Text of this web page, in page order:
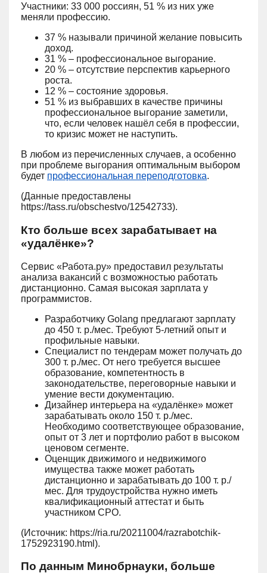
Участники: 33 000 россиян, 51 % из них уже
меняли профессию.
37 % называли причиной желание повысить
доход.
31 % – профессиональное выгорание.
20 % – отсутствие перспектив карьерного
роста.
12 % – состояние здоровья.
51 % из выбравших в качестве причины
профессиональное выгорание заметили,
что, если человек нашёл себя в профессии,
то кризис может не наступить.
В любом из перечисленных случаев, а особенно
при проблеме выгорания оптимальным выбором
будет профессиональная переподготовка.
(Данные предоставлены
https://tass.ru/obschestvo/12542733).
Кто больше всех зарабатывает на
«удалёнке»?
Сервис «Работа.ру» предоставил результаты
анализа вакансий с возможностью работать
дистанционно. Самая высокая зарплата у
программистов.
Разработчику Golang предлагают зарплату
до 450 т. р./мес. Требуют 5-летний опыт и
профильные навыки.
Специалист по тендерам может получать до
300 т. р./мес. От него требуется высшее
образование, компетентность в
законодательстве, переговорные навыки и
умение вести документацию.
Дизайнер интерьера на «удалёнке» может
зарабатывать около 150 т. р./мес.
Необходимо соответствующее образование,
опыт от 3 лет и портфолио работ в высоком
ценовом сегменте.
Оценщик движимого и недвижимого
имущества также может работать
дистанционно и зарабатывать до 100 т. р./
мес. Для трудоустройства нужно иметь
квалификационный аттестат и быть
участником СРО.
(Источник: https://ria.ru/20211004/razrabotchik-
1752923190.html).
По данным Минобрнауки, больше